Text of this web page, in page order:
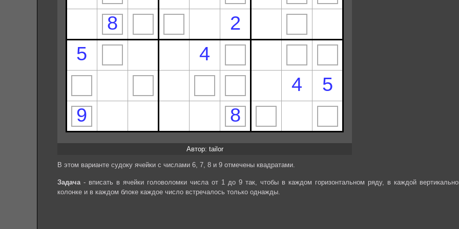
Автор: tailor
В этом варианте судоку ячейки с числами 6, 7, 8 и 9 отмечены квадратами.
Задача- вписать в ячейки головоломки числа от 1 до 9 так, чтобы в каждом горизонтальном ряду, в каждой
колонке и в каждом блоке каждое число встречалось только однажды.